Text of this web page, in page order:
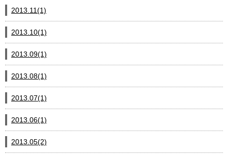
2013.11(1)
2013.10(1)
2013.09(1)
2013.08(1)
2013.07(1)
2013.06(1)
2013.05(2)